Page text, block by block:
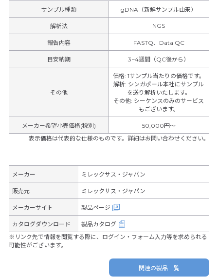
サンプル種類 gDNA（新鮮サンプル由来）
解析法 NGS
報告内容 FASTQ、Data QC
目安納期 3~4週間（QC後から）
その他
価格: 1サンプル当たりの価格です。
解析: シンガポール本社にサンプル
を送り解析いたします。
その他: シーケンスのみのサービス
もございます。
メーカー希望小売価格(税別)
50,000円〜
表示価格は代表的な仕様のものです。詳細はお問い合わせください。
メーカー ミレックサス・ジャパン
販売元 ミレックサス・ジャパン
メーカーサイト 製品ページ
カタログダウンロード
製品カタログ
※リンク先で情報を閲覧する際に、ログイン・フォーム入力等を求められる
可能性がございます。
関連の製品一覧